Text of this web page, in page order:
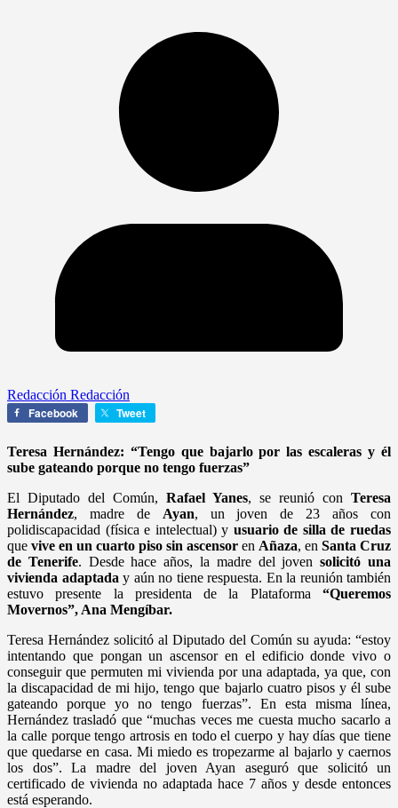
Redacción Redacción
Facebook Tweet
Teresa Hernández: “Tengo que bajarlo por las escaleras y él
sube gateando porque no tengo fuerzas”
El Diputado del Común, Rafael Yanes, se reunió con Teresa
Hernández, madre de Ayan, un joven de 23 años con
polidiscapacidad (física e intelectual) y usuario de silla de ruedas
que vive en un cuarto piso sin ascensor en Añaza, en Santa Cruz
de Tenerife. Desde hace años, la madre del jovensolicitó una
vivienda adaptada y aún no tiene respuesta. En la reunión también
estuvo presente la presidenta de la Plataforma “Queremos
Movernos”, Ana Mengíbar.
Teresa Hernández solicitó al Diputado del Común su ayuda: “estoy
intentando que pongan un ascensor en el edificio donde vivo o
conseguir que permuten mi vivienda por una adaptada, ya que, con
la discapacidad de mi hijo, tengo que bajarlo cuatro pisos y él sube
gateando porque yo no tengo fuerzas”. En esta misma línea,
Hernández trasladó que “muchas veces me cuesta mucho sacarlo a
la calle porque tengo artrosis en todo el cuerpo y hay días que tiene
que quedarse en casa. Mi miedo es tropezarme al bajarlo y caernos
los dos”. La madre del joven Ayan aseguró que solicitó un
certificado de vivienda no adaptada hace 7 años y desde entonces
está esperando.